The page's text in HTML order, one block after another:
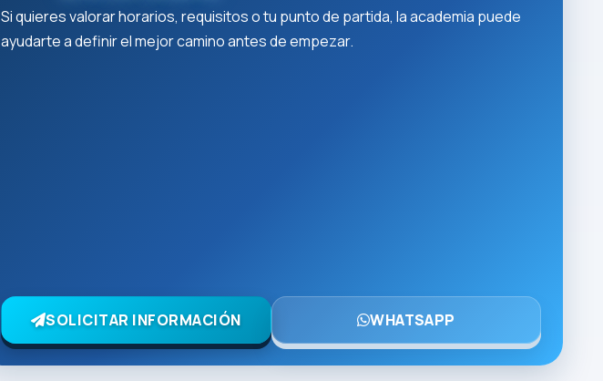
Si quieres valorar horarios, requisitos o tu punto de partida, la academia puede
ayudarte a definir el mejor camino antes de empezar.
SOLICITAR INFORMACIÓN WHATSAPP